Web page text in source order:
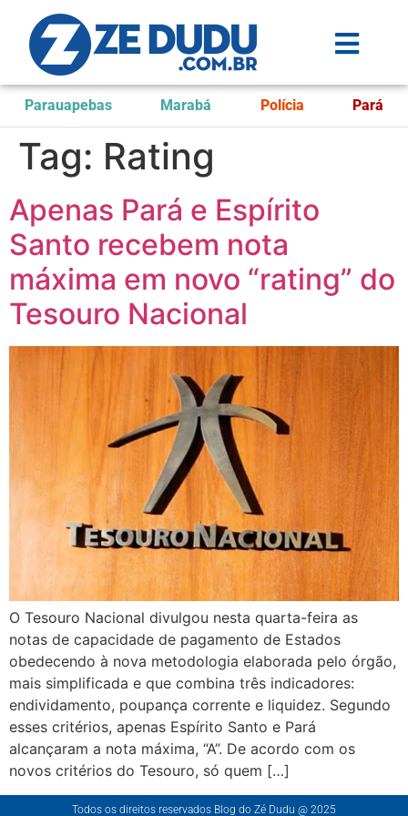
Parauapebas Marabá Polícia Pará
Tag: Rating
Apenas Pará e Espírito
Santo recebem nota
máxima em novo “rating” do
Tesouro Nacional
O Tesouro Nacional divulgou nesta quarta-feira as
notas de capacidade de pagamento de Estados
obedecendo à nova metodologia elaborada pelo órgão,
mais simplificada e que combina três indicadores:
endividamento, poupança corrente e liquidez. Segundo
esses critérios, apenas Espírito Santo e Pará
alcançaram a nota máxima, “A”. De acordo com os
novos critérios do Tesouro, só quem […]
Todos os direitos reservados Blog do Zé Dudu @ 2025